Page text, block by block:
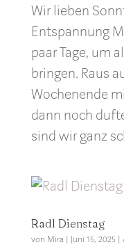
Wir lieben
Entspannung
paar Tage, um
bringen. Raus
Wochenende
dann noch
sind wir ganz
Radl Dienstag
von Mira | Juni 15, 2025 |